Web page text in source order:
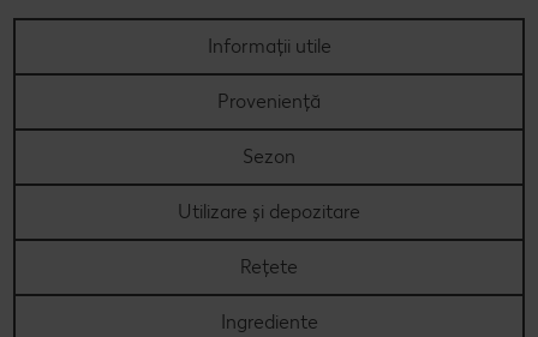
Informații utile
Proveniență
Sezon
Utilizare și depozitare
Rețete
Ingrediente